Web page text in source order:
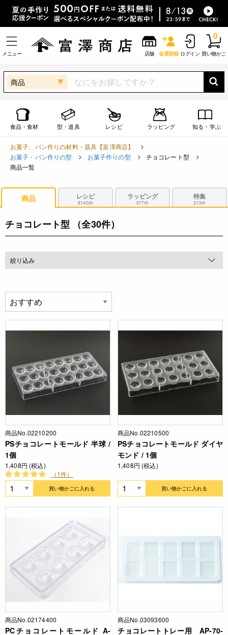
メニュー 店舗 会員登録 ログイン 買い物かご
0
商品
食品・食材 型・道具 レシピ ラッピング 知る・学ぶ
お菓子、パン作りの材料・器具【富澤商店】
お菓子・パン作りの型
お菓子作りの型
チョコレート型
商品一覧
商品 レシピ
8140件
ラッピング
977件
特集
213件
チョコレート型 （全30件）
絞り込み
商品No.02210200
PSチョコレートモールド 半球 /
1個
1,408円 (税込)
（1件）
買い物かごに入れる
商品No.02210500
PSチョコレートモールド ダイヤ
モンド / 1個
1,408円 (税込)
買い物かごに入れる
商品No.02174400
PCチョコレートモールド A-
商品No.03093600
チョコレートトレー用 AP-70-